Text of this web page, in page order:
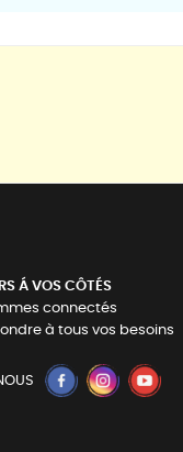
Á VOS CÔTÉS
connectés
à tous vos besoins